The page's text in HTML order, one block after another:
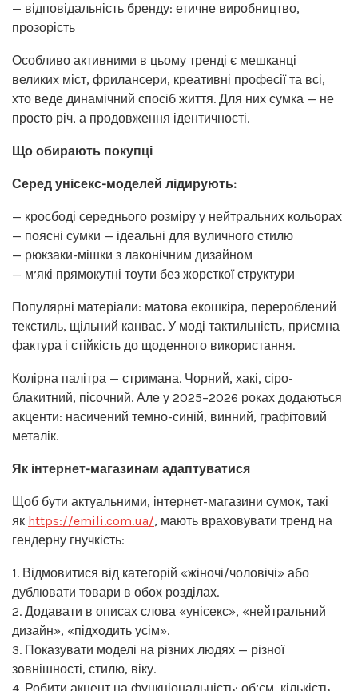
— відповідальність бренду: етичне виробництво,
прозорість
Особливо активними в цьому тренді є мешканці
великих міст, фрилансери, креативні професії та всі,
хто веде динамічний спосіб життя. Для них сумка — не
просто річ, а продовження ідентичності.
Що обирають покупці
Серед унісекс-моделей лідирують:
— кросбоді середнього розміру у нейтральних кольорах
— поясні сумки — ідеальні для вуличного стилю
— рюкзаки-мішки з лаконічним дизайном
— м’які прямокутні тоути без жорсткої структури
Популярні матеріали: матова екошкіра, перероблений
текстиль, щільний канвас. У моді тактильність, приємна
фактура і стійкість до щоденного використання.
Колірна палітра — стримана. Чорний, хакі, сіро-
блакитний, пісочний. Але у 2025–2026 роках додаються
акценти: насичений темно-синій, винний, графітовий
металік.
Як інтернет-магазинам адаптуватися
Щоб бути актуальними, інтернет-магазини сумок, такі
як https://emili.com.ua/, мають враховувати тренд на
гендерну гнучкість:
1. Відмовитися від категорій «жіночі/чоловічі» або
дублювати товари в обох розділах.
2. Додавати в описах слова «унісекс», «нейтральний
дизайн», «підходить усім».
3. Показувати моделі на різних людях — різної
зовнішності, стилю, віку.